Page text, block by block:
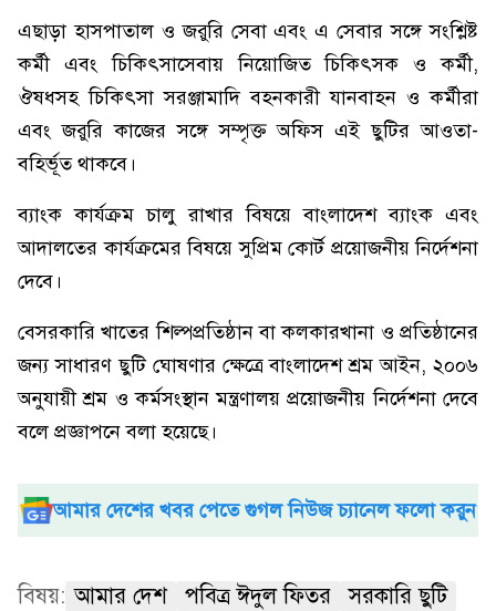
এছাড়া হাসপাতাল ও জরুরি সেবা এবং এ সেবার সঙ্গে সংশ্লিষ্ট
কর্মী এবং চিকিৎসাসেবায় নিয়োজিত চিকিৎসক ও কর্মী,
ঔষধসহ চিকিৎসা সরঞ্জামাদি বহনকারী যানবাহন ও কর্মীরা
এবং জরুরি কাজের সঙ্গে সম্পৃক্ত অফিস এই ছুটির আওতা-
বহির্ভূত থাকবে।
ব্যাংক কার্যক্রম চালু রাখার বিষয়ে বাংলাদেশ ব্যাংক এবং
আদালতের কার্যক্রমের বিষয়ে সুপ্রিম কোর্ট প্রয়োজনীয় নির্দেশনা
দেবে।
বেসরকারি খাতের শিল্পপ্রতিষ্ঠান বা কলকারখানা ও প্রতিষ্ঠানের
জন্য সাধারণ ছুটি ঘোষণার ক্ষেত্রে বাংলাদেশ শ্রম আইন, ২০০৬
অনুযায়ী শ্রম ও কর্মসংস্থান মন্ত্রণালয় প্রয়োজনীয় নির্দেশনা দেবে
বলে প্রজ্ঞাপনে বলা হয়েছে।
আমার দেশের খবর পেতে গুগল নিউজ চ্যানেল ফলো করুন
বিষয়: আমার দেশ পবিত্র ঈদুল ফিতর সরকারি ছুটি